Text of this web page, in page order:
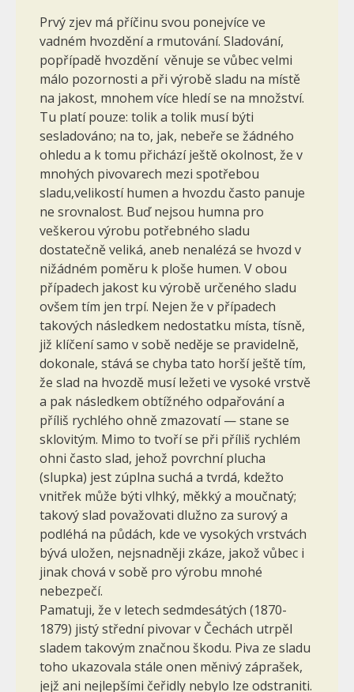
Prvý zjev má příčinu svou ponejvíce ve
vadném hvozdění a rmutování. Sladování,
popřípadě hvozdění věnuje se vůbec velmi
málo pozornosti a při výrobě sladu na místě
na jakost, mnohem více hledí se na množství.
Tu platí pouze: tolik a tolik musí býti
sesladováno; na to, jak, nebeře se žádného
ohledu a k tomu přichází ještě okolnost, že v
mnohých pivovarech mezi spotřebou
sladu,velikostí humen a hvozdu často panuje
ne srovnalost. Buď nejsou humna pro
veškerou výrobu potřebného sladu
dostatečně veliká, aneb nenalézá se hvozd v
nižádném poměru k ploše humen. V obou
případech jakost ku výrobě určeného sladu
ovšem tím jen trpí. Nejen že v případech
takových následkem nedostatku místa, tísně,
již klíčení samo v sobě neděje se pravidelně,
dokonale, stává se chyba tato horší ještě tím,
že slad na hvozdě musí ležeti ve vysoké vrstvě
a pak následkem obtížného odpařování a
příliš rychlého ohně zmazovatí — stane se
sklovitým. Mimo to tvoří se při příliš rychlém
ohni často slad, jehož povrchní plucha
(slupka) jest zúplna suchá a tvrdá, kdežto
vnitřek může býti vlhký, měkký a moučnatý;
takový slad považovati dlužno za surový a
podléhá na půdách, kde ve vysokých vrstvách
bývá uložen, nejsnadněji zkáze, jakož vůbec i
jinak chová v sobě pro výrobu mnohé
nebezpečí.
Pamatuji, že v letech sedmdesátých (1870-
1879) jistý střední pivovar v Čechách utrpěl
sladem takovým značnou škodu. Piva ze sladu
toho ukazovala stále onen měnivý záprašek,
jejž ani nejlepšími čeřidly nebylo lze odstraniti.